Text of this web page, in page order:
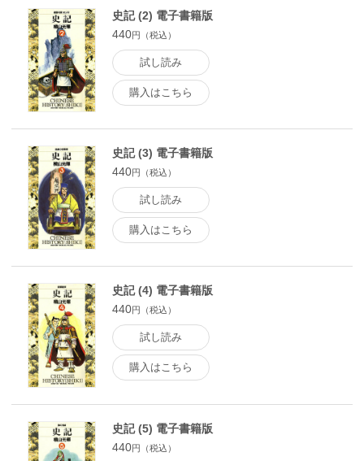
史記 (2) 電子書籍版
440円（税込）
試し読み
購入はこちら
史記 (3) 電子書籍版
440円（税込）
試し読み
購入はこちら
史記 (4) 電子書籍版
440円（税込）
試し読み
購入はこちら
史記 (5) 電子書籍版
440円（税込）